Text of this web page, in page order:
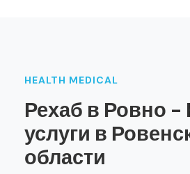
HEALTH MEDICAL
Рехаб в Ровно
услуги в
области